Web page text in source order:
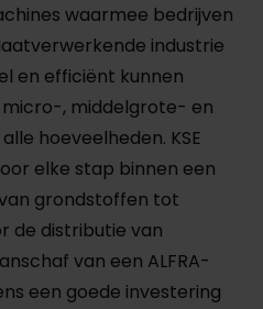
waarmee bedrijven
industrie
en efficiënt kunnen
, middelgrote- en
hoeveelheden. KSE
elke stap binnen een
grondstoffen tot
de distributie van
van een ALFRA-
een goede investering